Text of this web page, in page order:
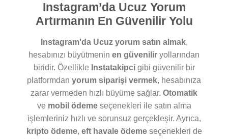
Instagram’da Ucuz Yorum
Artırmanın En Güvenilir Yolu
Instagram'da Ucuz yorum satın almak,
hesabınızı büyütmenin en güvenilir yollarından
biridir. Özellikle Instatakipcigibi güvenilir bir
platformdan yorum siparişi vermek, hesabınıza
zarar vermeden hızlı büyüme sağlar. Otomatik
ve mobil ödemeseçenekleri ile satın alma
işlemleriniz hızlı ve sorunsuz gerçekleşir. Ayrıca,
kripto ödeme, eft havale ödemeseçenekleri de